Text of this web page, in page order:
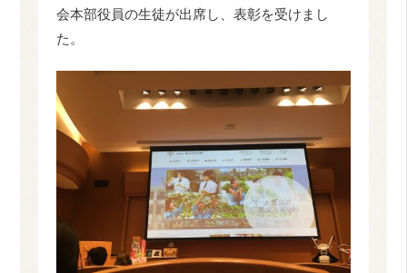
会本部役員の生徒が出席し、表彰を受けまし
た。